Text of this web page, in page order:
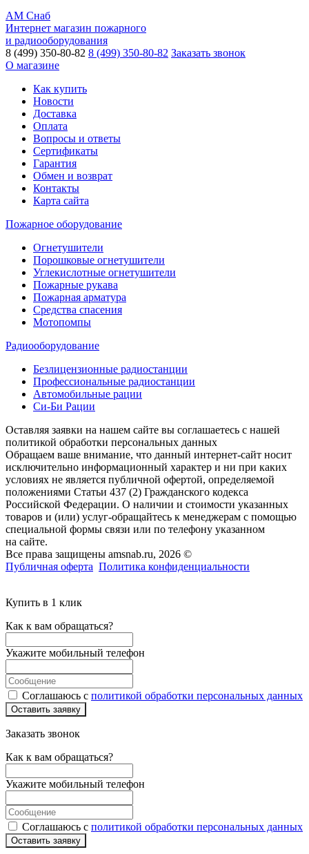
АМ Снаб
Интернет магазин пожарного
и радиооборудования
8 (499) 350-80-82 8 (499) 350-80-82 Заказать звонок
О магазине
Как купить
Новости
Доставка
Оплата
Вопросы и ответы
Сертификаты
Гарантия
Обмен и возврат
Контакты
Карта сайта
Пожарное оборудование
Огнетушители
Порошковые огнетушители
Углекислотные огнетушители
Пожарные рукава
Пожарная арматура
Средства спасения
Мотопомпы
Радиооборудование
Безлицензионные радиостанции
Профессиональные радиостанции
Автомобильные рации
Си-Би Рации
Оставляя заявки на нашем сайте вы соглашаетесь с нашей
политикой обработки персональных данных
Обращаем ваше внимание, что данный интернет-сайт носит
исключительно информационный характер и ни при каких
условиях не является публичной офертой, определяемой
положениями Статьи 437 (2) Гражданского кодекса
Российской Федерации. О наличии и стоимости указанных
товаров и (или) услуг-обращайтесь к менеджерам с помощью
специальной формы связи или по телефону указанном
на сайте.
Все права защищены amsnab.ru, 2026 ©
Публичная оферта Политика конфиденциальности
Купить в 1 клик
Как к вам обращаться?
Укажите мобильный телефон
Соглашаюсь с политикой обработки персональных данных
Оставить заявку
Заказать звонок
Как к вам обращаться?
Укажите мобильный телефон
Соглашаюсь с политикой обработки персональных данных
Оставить заявку